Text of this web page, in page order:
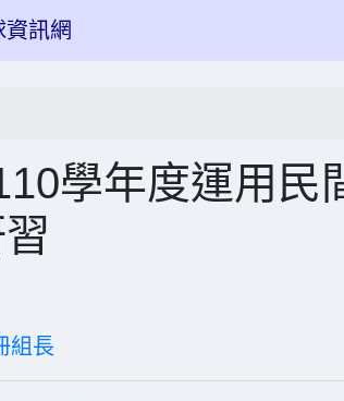
訊網
學年度運用民
組長